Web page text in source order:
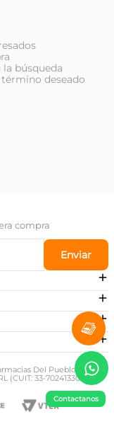
Contactanos
búsqueda
deseado
compra
Enviar
Del Pueblo,
(CUIT: 33-70241330-9)